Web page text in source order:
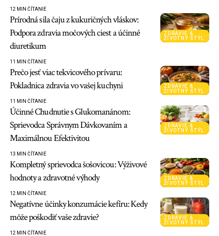
12 MIN ČÍTANIE
ZDRAVIE &
ŽIVOTNÝ ŠTÝL
Prírodná sila čaju z kukuričných vláskov:
Podpora zdravia močových ciest a účinné
diuretikum
11 MIN ČÍTANIE
ZDRAVIE &
ŽIVOTNÝ ŠTÝL
Prečo jesť viac tekvicového prívaru:
Pokladnica zdravia vo vašej kuchyni
11 MIN ČÍTANIE
ZDRAVIE &
ŽIVOTNÝ ŠTÝL
Účinné Chudnutie s Glukomanánom:
Sprievodca Správnym Dávkovaním a
Maximálnou Efektivitou
13 MIN ČÍTANIE
ZDRAVIE &
ŽIVOTNÝ ŠTÝL
Kompletný sprievodca šošovicou: Výživové
hodnoty a zdravotné výhody
12 MIN ČÍTANIE
ZDRAVIE &
ŽIVOTNÝ ŠTÝL
Negatívne účinky konzumácie kefíru: Kedy
môže poškodiť vaše zdravie?
12 MIN ČÍTANIE